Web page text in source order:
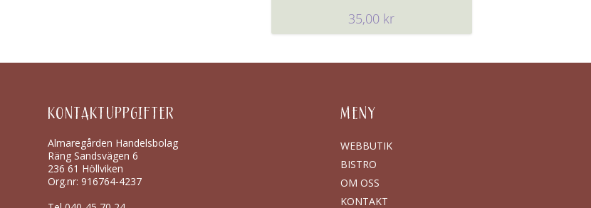
35,00 kr
KONTAKTUPPGIFTER
Almaregården Handelsbolag
Räng Sandsvägen 6
236 61 Höllviken
Org.nr: 916764-4237
MENY
WEBBUTIK
BISTRO
OM OSS
KONTAKT